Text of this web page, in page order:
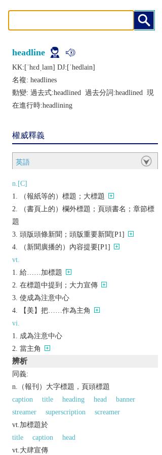
headline
KK:[ˈhɛdˌlaɪn] DJ:[ˈhеdlain]
名複: headlines
動變: 過去式:headlined 過去分詞:headlined 現
在進行時:headlining
權威釋義
英語
n.[C]
（報紙等的）標題；大標題
（書頁上的）欄外標題；頁頭書名；章節標
題
頭版頭條新聞；頭版重要新聞[P1]
（新聞廣播的）內容提要[P1]
vt.
給……加標題
在標題中提到；大力宣傳
使成為注意中心
【美】把……作為主角
vi.
成為注意中心
當主角
辨析
同義:
n.（報刊）大字標題，頁頭標題
caption
title heading head
banner
streamer
superscription
screamer
vt.加標題於
title
caption
head
vt.大肆宣傳